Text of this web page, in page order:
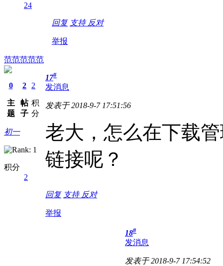
24
回复 支持 反对
举报
范范范范范
0
主
题
2
帖
子
2
积
分
初一
积分
2
17#
发消息
发表于 2018-9-7 17:51:56
老大，怎么在下载
链接呢？
回复 支持 反对
举报
18#
发消息
发表于 2018-9-7 17:54:52